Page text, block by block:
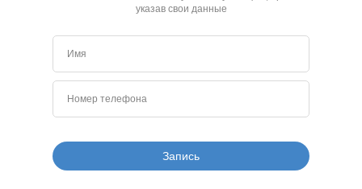
указав свои данные